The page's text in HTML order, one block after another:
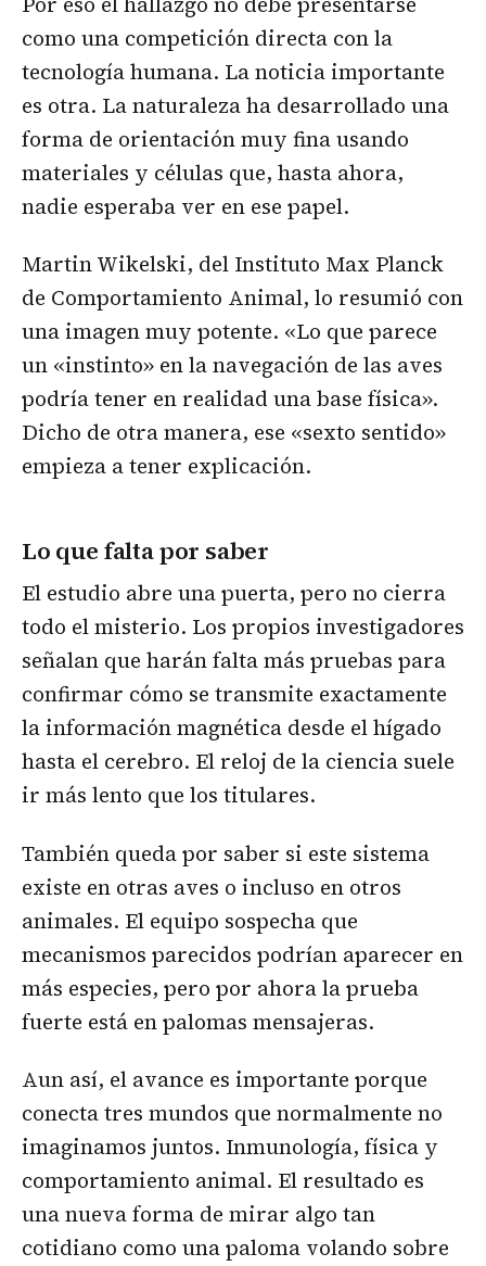
como una competición directa con la
tecnología humana. La noticia importante
es otra. La naturaleza ha desarrollado una
forma de orientación muy fina usando
materiales y células que, hasta ahora,
nadie esperaba ver en ese papel.
Martin Wikelski, del Instituto Max Planck
de Comportamiento Animal, lo resumió con
una imagen muy potente. «Lo que parece
un «instinto» en la navegación de las aves
podría tener en realidad una base física».
Dicho de otra manera, ese «sexto sentido»
empieza a tener explicación.
Lo que falta por saber
El estudio abre una puerta, pero no cierra
todo el misterio. Los propios investigadores
señalan que harán falta más pruebas para
confirmar cómo se transmite exactamente
la información magnética desde el hígado
hasta el cerebro. El reloj de la ciencia suele
ir más lento que los titulares.
También queda por saber si este sistema
existe en otras aves o incluso en otros
animales. El equipo sospecha que
mecanismos parecidos podrían aparecer en
más especies, pero por ahora la prueba
fuerte está en palomas mensajeras.
Aun así, el avance es importante porque
conecta tres mundos que normalmente no
imaginamos juntos. Inmunología, física y
comportamiento animal. El resultado es
una nueva forma de mirar algo tan
cotidiano como una paloma volando sobre